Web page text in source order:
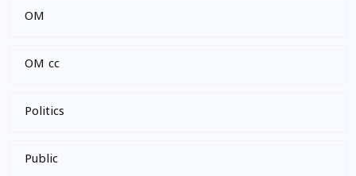
OM
OM cc
Politics
Public